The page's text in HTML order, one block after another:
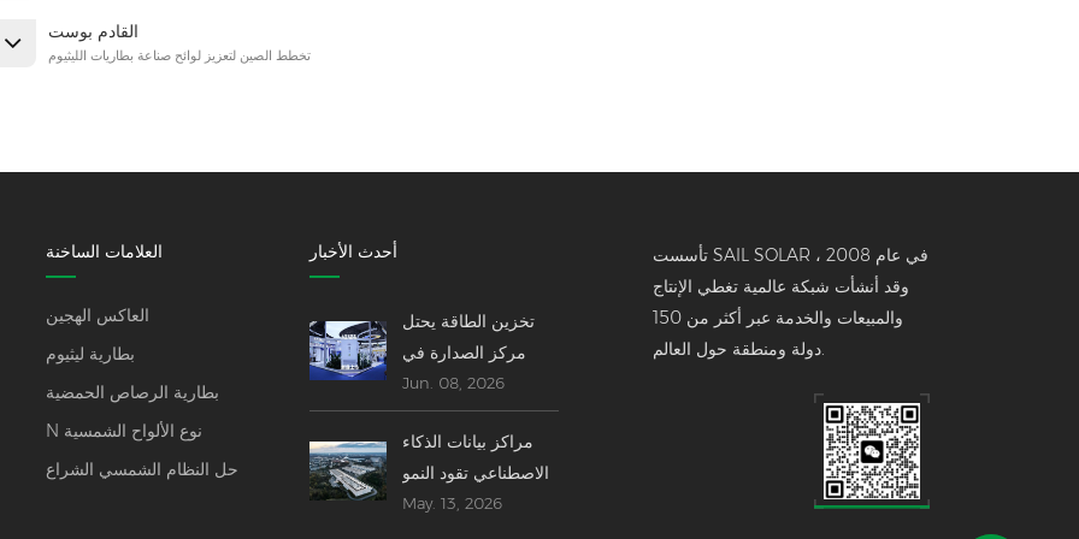
القادم بوست
تخطط الصين لتعزيز لوائح صناعة بطاريات الليثيوم
العلامات الساخنة
العاكس الهجين
بطارية ليثيوم
بطارية الرصاص الحمضية
N نوع الألواح الشمسية
حل النظام الشمسي الشراع
أحدث الأخبار
تخزين الطاقة يحتل
مركز الصدارة في
مؤتمر SNEC 2026 -
----- الابتكارات،
عمليات الاندماج،
والتوقعات العالمية
Jun. 08, 2026
مراكز بيانات الذكاء
الاصطناعي تقود النمو
السريع في صناعة
May. 13, 2026
تأسست SAIL SOLAR في عام 2008 ،
وقد أنشأت شبكة عالمية تغطي الإنتاج
والمبيعات والخدمة عبر أكثر من 150
دولة ومنطقة حول العالم.